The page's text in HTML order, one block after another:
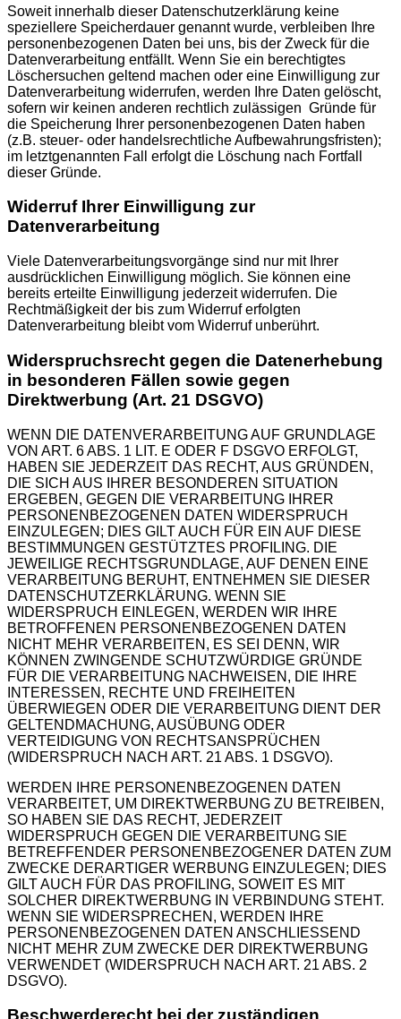
Soweit innerhalb dieser Datenschutzerklärung keine
speziellere Speicherdauer genannt wurde, verbleiben Ihre
personenbezogenen Daten bei uns, bis der Zweck für die
Datenverarbeitung entfällt. Wenn Sie ein berechtigtes
Löschersuchen geltend machen oder eine Einwilligung zur
Datenverarbeitung widerrufen, werden Ihre Daten gelöscht,
sofern wir keinen anderen rechtlich zulässigen Gründe für
die Speicherung Ihrer personenbezogenen Daten haben
(z.B. steuer- oder handelsrechtliche Aufbewahrungsfristen);
im letztgenannten Fall erfolgt die Löschung nach Fortfall
dieser Gründe.
Widerruf Ihrer Einwilligung zur
Datenverarbeitung
Viele Datenverarbeitungsvorgänge sind nur mit Ihrer
ausdrücklichen Einwilligung möglich. Sie können eine
bereits erteilte Einwilligung jederzeit widerrufen. Die
Rechtmäßigkeit der bis zum Widerruf erfolgten
Datenverarbeitung bleibt vom Widerruf unberührt.
Widerspruchsrecht gegen die Datenerhebung
in besonderen Fällen sowie gegen
Direktwerbung (Art. 21 DSGVO)
WENN DIE DATENVERARBEITUNG AUF GRUNDLAGE
VON ART. 6 ABS. 1 LIT. E ODER F DSGVO ERFOLGT,
HABEN SIE JEDERZEIT DAS RECHT, AUS GRÜNDEN,
DIE SICH AUS IHRER BESONDEREN SITUATION
ERGEBEN, GEGEN DIE VERARBEITUNG IHRER
PERSONENBEZOGENEN DATEN WIDERSPRUCH
EINZULEGEN; DIES GILT AUCH FÜR EIN AUF DIESE
BESTIMMUNGEN GESTÜTZTES PROFILING. DIE
JEWEILIGE RECHTSGRUNDLAGE, AUF DENEN EINE
VERARBEITUNG BERUHT, ENTNEHMEN SIE DIESER
DATENSCHUTZERKLÄRUNG. WENN SIE
WIDERSPRUCH EINLEGEN, WERDEN WIR IHRE
BETROFFENEN PERSONENBEZOGENEN DATEN
NICHT MEHR VERARBEITEN, ES SEI DENN, WIR
KÖNNEN ZWINGENDE SCHUTZWÜRDIGE GRÜNDE
FÜR DIE VERARBEITUNG NACHWEISEN, DIE IHRE
INTERESSEN, RECHTE UND FREIHEITEN
ÜBERWIEGEN ODER DIE VERARBEITUNG DIENT DER
GELTENDMACHUNG, AUSÜBUNG ODER
VERTEIDIGUNG VON RECHTSANSPRÜCHEN
(WIDERSPRUCH NACH ART. 21 ABS. 1 DSGVO).
WERDEN IHRE PERSONENBEZOGENEN DATEN
VERARBEITET, UM DIREKTWERBUNG ZU BETREIBEN,
SO HABEN SIE DAS RECHT, JEDERZEIT
WIDERSPRUCH GEGEN DIE VERARBEITUNG SIE
BETREFFENDER PERSONENBEZOGENER DATEN ZUM
ZWECKE DERARTIGER WERBUNG EINZULEGEN; DIES
GILT AUCH FÜR DAS PROFILING, SOWEIT ES MIT
SOLCHER DIREKTWERBUNG IN VERBINDUNG STEHT.
WENN SIE WIDERSPRECHEN, WERDEN IHRE
PERSONENBEZOGENEN DATEN ANSCHLIESSEND
NICHT MEHR ZUM ZWECKE DER DIREKTWERBUNG
VERWENDET (WIDERSPRUCH NACH ART. 21 ABS. 2
DSGVO).